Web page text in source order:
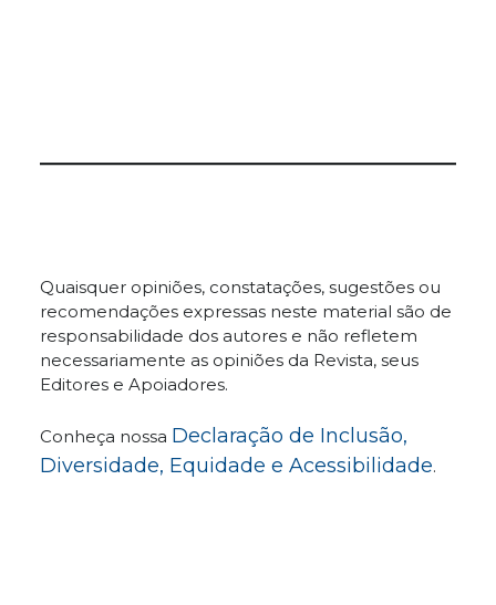
Quaisquer opiniões, constatações, sugestões ou
recomendações expressas neste material são de
responsabilidade dos autores e não refletem
necessariamente as opiniões da Revista, seus
Editores e Apoiadores.
Conheça nossa Declaração de Inclusão,
Diversidade, Equidade e Acessibilidade.